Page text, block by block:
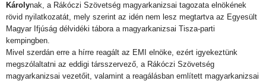
Károlynak, a Rákóczi Szövetség magyarkanizsai tagozata elnökének
rövid nyilatkozatát, mely szerint az idén nem lesz megtartva az Egyesült
Magyar Ifjúság délvidéki tábora a magyarkanizsai Tisza-parti
kempingben.
Mivel szerdán erre a hírre reagált az EMI elnöke, ezért igyekeztünk
megszólaltatni az eddigi társszervező, a Rákóczi Szövetség
magyarkanizsai vezetőit, valamint a reagálásban említett magyarkanizsai